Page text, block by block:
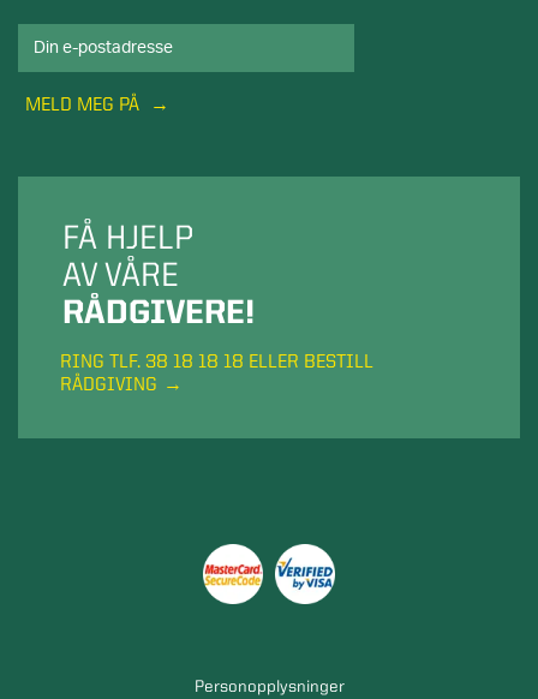
MELD MEG PÅ
FÅ HJELP
AV VÅRE
RÅDGIVERE!
RING TLF. 38 18 18 18 ELLER BESTILL
RÅDGIVING
Personopplysninger